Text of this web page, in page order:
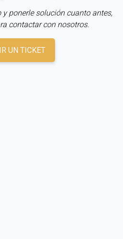
ponerle solución cuanto antes,
contactar con nosotros.
UN TICKET